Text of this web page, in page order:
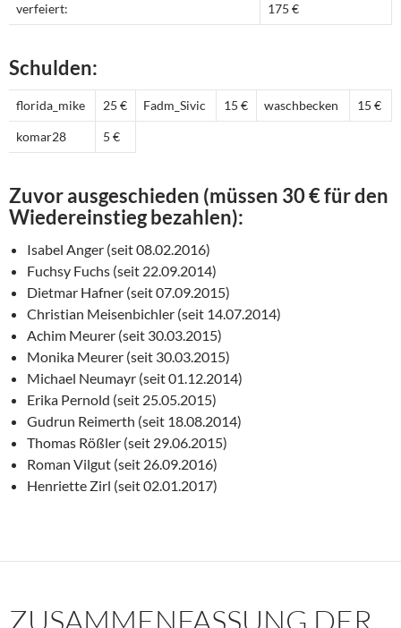
verfeiert: 175 €
Schulden:
florida_mike 25 € Fadm_Sivic 15 € waschbecken 15 €
komar28 5 €
Zuvor ausgeschieden (müssen 30 € für den
Wiedereinstieg bezahlen):
Isabel Anger (seit 08.02.2016)
Fuchsy Fuchs (seit 22.09.2014)
Dietmar Hafner (seit 07.09.2015)
Christian Meisenbichler (seit 14.07.2014)
Achim Meurer (seit 30.03.2015)
Monika Meurer (seit 30.03.2015)
Michael Neumayr (seit 01.12.2014)
Erika Pernold (seit 25.05.2015)
Gudrun Reimerth (seit 18.08.2014)
Thomas Rößler (seit 29.06.2015)
Roman Vilgut (seit 26.09.2016)
Henriette Zirl (seit 02.01.2017)
ZUSAMMENFASSUNG DER